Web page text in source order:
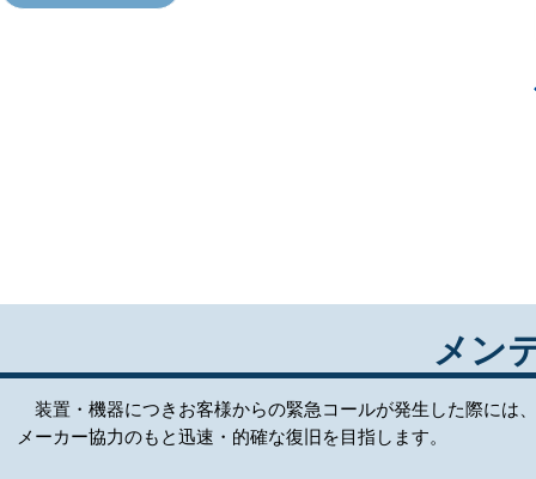
メン
装置・機器につきお客様からの緊急コールが発生した際には
メーカー協力のもと迅速・的確な復旧を目指します。